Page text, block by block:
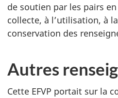
de soutien par les pairs
collecte, à l’utilisation, à
conservation des
Autres
Cette EFVP portait sur la